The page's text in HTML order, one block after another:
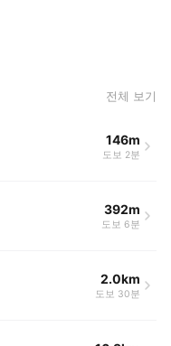
전체 보기
146m
도보 2분
392m
도보 6분
2.0km
도보 30분